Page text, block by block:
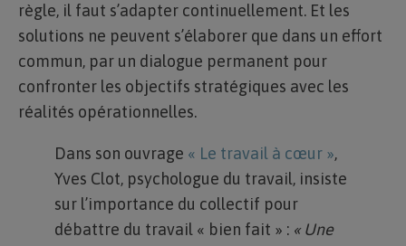
règle, il faut s’adapter continuellement. Et les
solutions ne peuvent s’élaborer que dans un effort
commun, par un dialogue permanent pour
confronter les objectifs stratégiques avec les
réalités opérationnelles.
Dans son ouvrage « Le travail à cœur »,
Yves Clot, psychologue du travail, insiste
sur l’importance du collectif pour
débattre du travail « bien fait » : « Une